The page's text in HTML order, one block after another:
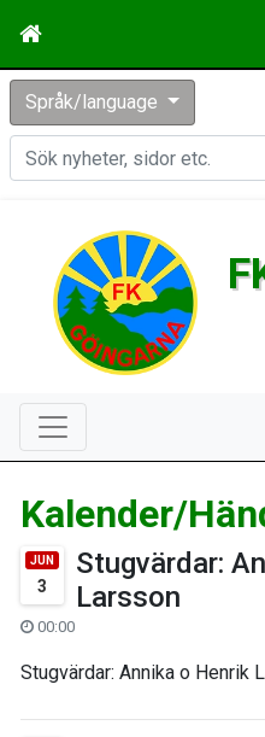
Språk/language
Kalender/
JUN
3
Stugvärdar:
Larsson
00:00
Stugvärdar: Annika o Henrik